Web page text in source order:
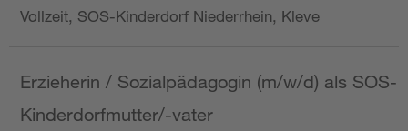
Vollzeit, SOS-Kinderdorf Niederrhein, Kleve
Erzieherin / Sozialpädagogin (m/w/d) als SOS-
Kinderdorfmutter/-vater